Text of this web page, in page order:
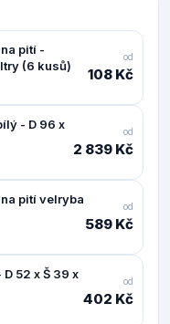
pití -
(6 kusů)
od
108 Kč
- D 96 x
od
2 839 Kč
pití velryba
od
589 Kč
52 x Š 39 x
od
402 Kč